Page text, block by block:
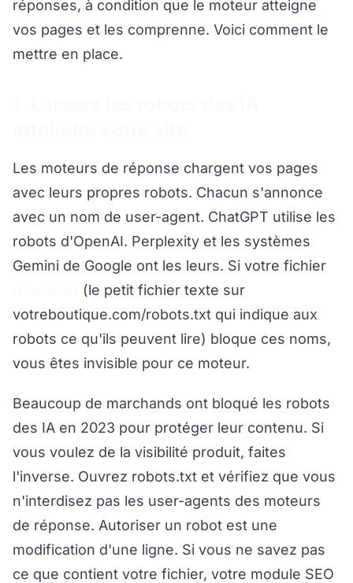
réponses, à condition que le moteur atteigne
vos pages et les comprenne. Voici comment le
mettre en place.
Les moteurs de réponse chargent vos pages
avec leurs propres robots. Chacun s'annonce
avec un nom de user-agent. ChatGPT utilise les
robots d'OpenAI. Perplexity et les systèmes
Gemini de Google ont les leurs. Si votre fichier
(le petit fichier texte sur
votreboutique.com/robots.txt qui indique aux
robots ce qu'ils peuvent lire) bloque ces noms,
vous êtes invisible pour ce moteur.
Beaucoup de marchands ont bloqué les robots
des IA en 2023 pour protéger leur contenu. Si
vous voulez de la visibilité produit, faites
l'inverse. Ouvrez robots.txt et vérifiez que vous
n'interdisez pas les user-agents des moteurs
de réponse. Autoriser un robot est une
modification d'une ligne. Si vous ne savez pas
ce que contient votre fichier, votre module SEO